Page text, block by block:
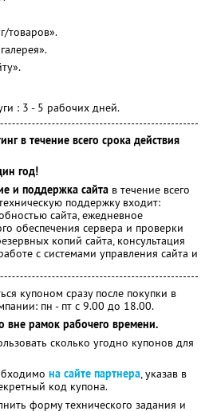
товаров».
: 3 - 5 рабочих дней.
в течение всего срока действия
год!
и поддержка сайта в течение всего
поддержку входит:
сайта, ежедневное
обеспечения сервера и проверки
копий сайта, консультация
с системами управления сайта и
купоном сразу после покупки в
пн - пт с 9.00 до 18.00.
вне рамок рабочего времени.
сколько угодно купонов для
на сайте партнера, указав в
код купона.
форму технического задания и